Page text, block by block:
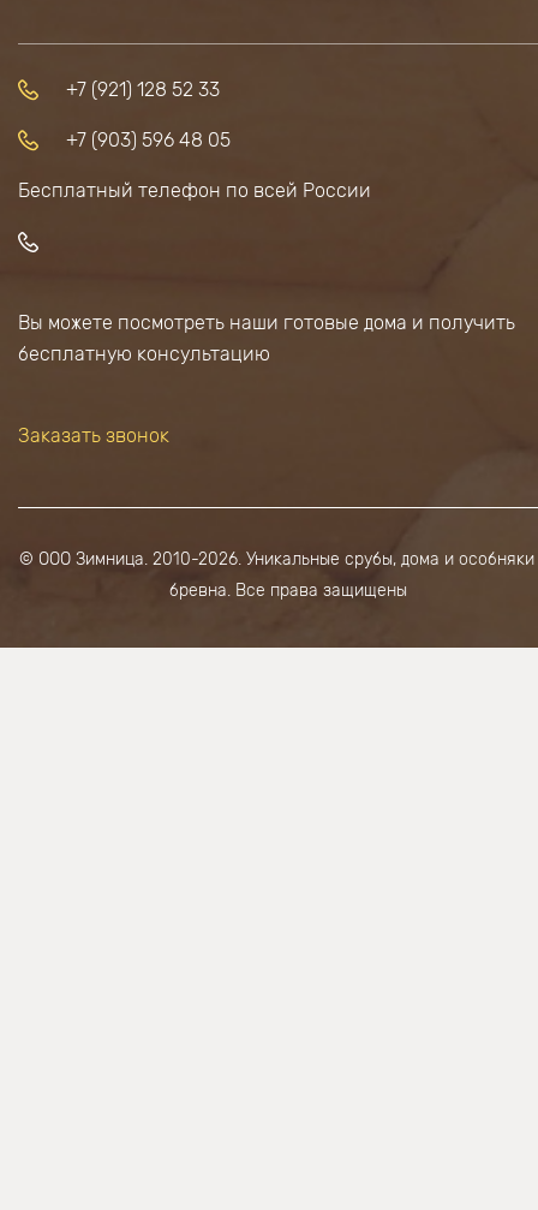
+7 (921) 128 52 33
+7 (903) 596 48 05
Бесплатный телефон по всей России
Вы можете посмотреть наши готовые дома и получить
бесплатную консультацию
Заказать звонок
© ООО Зимница. 2010-2026. Уникальные срубы, дома и особняки
бревна. Все права защищены